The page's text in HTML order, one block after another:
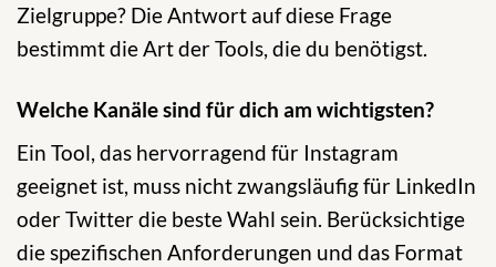
Zielgruppe? Die Antwort auf diese Frage
bestimmt die Art der Tools, die du benötigst.
Welche Kanäle sind für dich am wichtigsten?
Ein Tool, das hervorragend für Instagram
geeignet ist, muss nicht zwangsläufig für LinkedIn
oder Twitter die beste Wahl sein. Berücksichtige
die spezifischen Anforderungen und das Format